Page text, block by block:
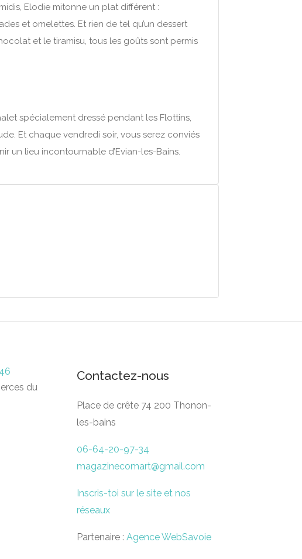
Elodie mitonne un plat différent :
et omelettes. Et rien de tel qu’un dessert
et le tiramisu, tous les goûts sont permis
spécialement dressé pendant les Flottins,
Et chaque vendredi soir, vous serez conviés
un lieu incontournable d’Evian-les-Bains.
du
Contactez-nous
Place de crête 74 200 Thonon-
les-bains
06-64-20-97-34
magazinecomart@gmail.com
Inscris-toi sur le site et nos
réseaux
Partenaire :Agence WebSavoie